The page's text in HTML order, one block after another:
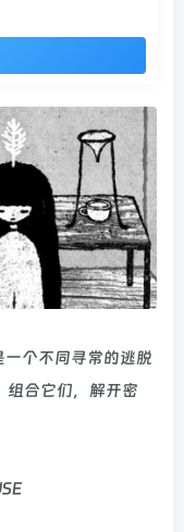
一个不同寻常的逃脱
组合它们，解开密